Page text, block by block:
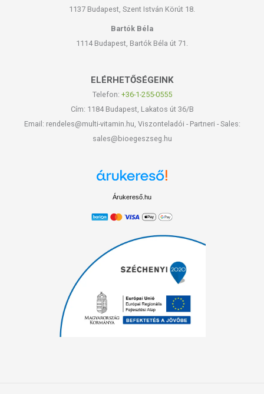
1137 Budapest, Szent István Körút 18.
Bartók Béla
1114 Budapest, Bartók Béla út 71.
ELÉRHETŐSÉGEINK
Telefon: +36-1-255-0555
Cím: 1184 Budapest, Lakatos út 36/B
Email: rendeles@multi-vitamin.hu, Viszonteladói - Partneri - Sales:
sales@bioegeszseg.hu
Árukereső.hu